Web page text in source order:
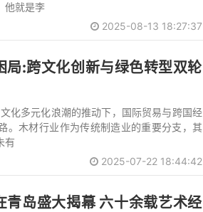
他就是李
2025-08-13 18:27:37
局:跨文化创新与绿色转型双轮
化多元化浪潮的推动下，国际贸易与跨国经
。木材行业作为传统制造业的重要分支，其
有
2025-07-22 18:44:42
青岛盛大揭幕 六十余载艺术经